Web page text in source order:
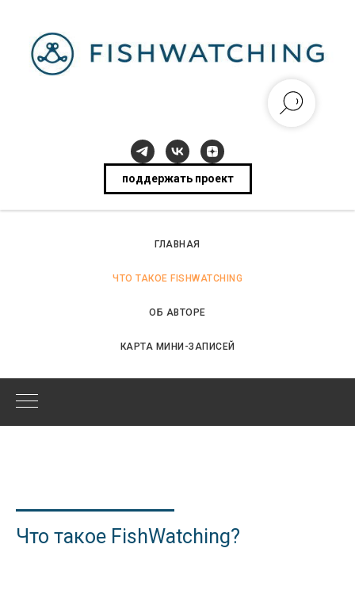
поддержать проект
ГЛАВНАЯ
ЧТО ТАКОЕ FISHWATCHING
ОБ АВТОРЕ
КАРТА МИНИ-ЗАПИСЕЙ
Что такое FishWatching?